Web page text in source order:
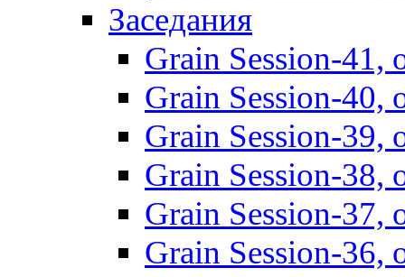
Заседания
Grain Session-41,
Grain Session-40,
Grain Session-39,
Grain Session-38,
Grain Session-37,
Grain Session-36,